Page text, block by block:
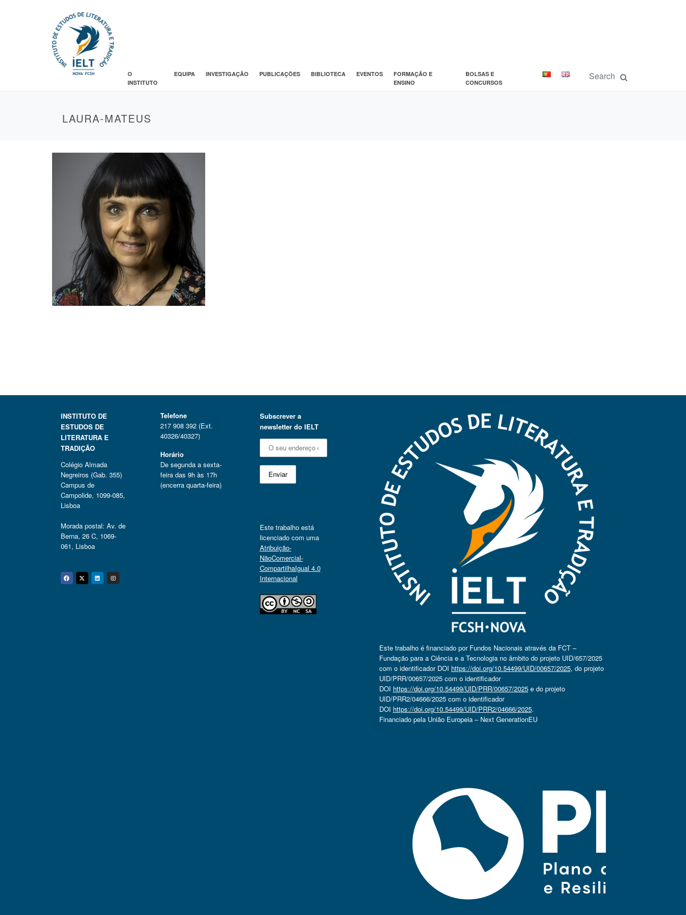
O
INSTITUTO
EQUIPA INVESTIGAÇÃO PUBLICAÇÕES BIBLIOTECA EVENTOS
FORMAÇÃO E
ENSINO
BOLSAS E
CONCURSOS
LAURA-MATEUS
INSTITUTO DE
ESTUDOS DE
LITERATURA E
TRADIÇÃO
Colégio Almada
Negreiros (Gab. 355)
Campus de
Campolide, 1099-085,
Lisboa
Morada postal: Av. de
Berna, 26 C, 1069-
061, Lisboa
Facebook
Twitter
Linkedin
Instagram
Telefone
217 908 392 (Ext.
40326/40327)
Horário
De segunda a sexta-
feira das 9h às 17h
(encerra quarta-feira)
Subscrever a
newsletter do IELT
Este trabalho está
licenciado com uma
Atribuição-
NãoComercial-
CompartilhaIgual 4.0
Internacional
Este trabalho é financiado por Fundos Nacionais através da FCT –
Fundação para a Ciência e a Tecnologia no âmbito do projeto UID/657/2025
com o identificador DOI https://doi.org/10.54499/UID/00657/2025, do projeto
UID/PRR/00657/2025 com o identificador
DOI https://doi.org/10.54499/UID/PRR/00657/2025e do projeto
UID/PRR2/04666/2025 com o identificador
DOI https://doi.org/10.54499/UID/PRR2/04666/2025.
Financiado pela União Europeia – Next GenerationEU